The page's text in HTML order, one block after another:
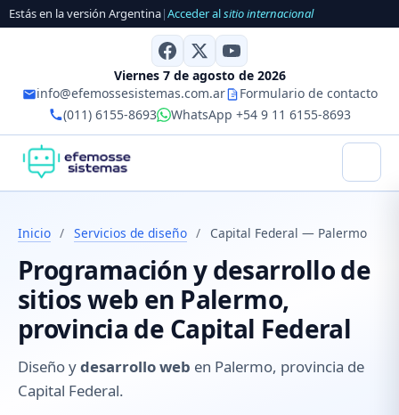
Estás en la versión Argentina|Acceder alsitio internacional
Viernes 7 de agosto de 2026
info@efemossesistemas.com.ar
Formulario de contacto
(011) 6155-8693
WhatsApp +54 9 11 6155-8693
Inicio / Servicios de diseño / Capital Federal — Palermo
Programación y desarrollo de
sitios web en Palermo,
provincia de Capital Federal
Diseño ydesarrollo web en Palermo, provincia de
Capital Federal.